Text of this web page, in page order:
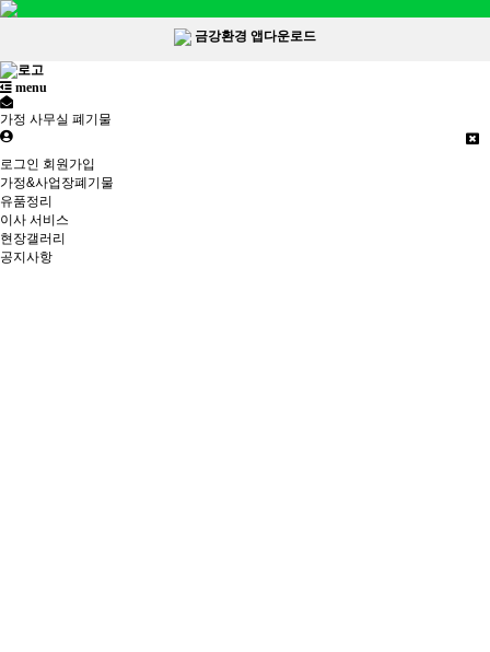
금강환경 앱다운로드
menu
가정 사무실 폐기물
로그인 회원가입
가정&사업장폐기물
유품정리
이사 서비스
현장갤러리
공지사항